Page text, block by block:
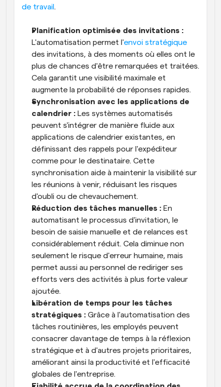
de travail.
Planification optimisée des invitations :
L'automatisation permet l'envoi stratégique
des invitations, à des moments où elles ont le
plus de chances d'être remarquées et traitées.
Cela garantit une visibilité maximale et
augmente la probabilité de réponses rapides.
Synchronisation avec les applications de
calendrier : Les systèmes automatisés
peuvent s'intégrer de manière fluide aux
applications de calendrier existantes, en
définissant des rappels pour l'expéditeur
comme pour le destinataire. Cette
synchronisation aide à maintenir la visibilité sur
les réunions à venir, réduisant les risques
d'oubli ou de chevauchement.
Réduction des tâches manuelles : En
automatisant le processus d'invitation, le
besoin de saisie manuelle et de relances est
considérablement réduit. Cela diminue non
seulement le risque d'erreur humaine, mais
permet aussi au personnel de rediriger ses
efforts vers des activités à plus forte valeur
ajoutée.
Libération de temps pour les tâches
stratégiques : Grâce à l'automatisation des
tâches routinières, les employés peuvent
consacrer davantage de temps à la réflexion
stratégique et à d'autres projets prioritaires,
améliorant ainsi la productivité et l'efficacité
globales de l'entreprise.